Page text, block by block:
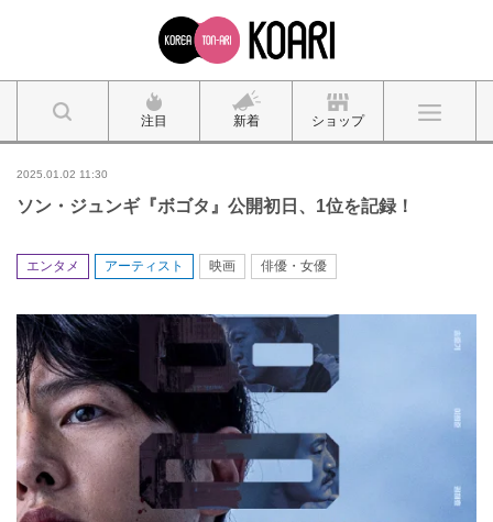
注目 新着 ショップ
2025.01.02 11:30
ソン・ジュンギ『ボゴタ』公開初日、1位を記録！
エンタメ アーティスト 映画 俳優・女優